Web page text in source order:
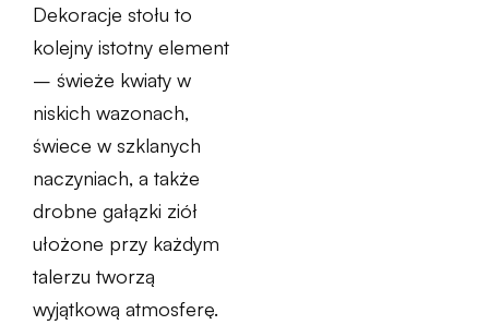
Dekoracje stołu to
kolejny istotny element
– świeże kwiaty w
niskich wazonach,
świece w szklanych
naczyniach, a także
drobne gałązki ziół
ułożone przy każdym
talerzu tworzą
wyjątkową atmosferę.